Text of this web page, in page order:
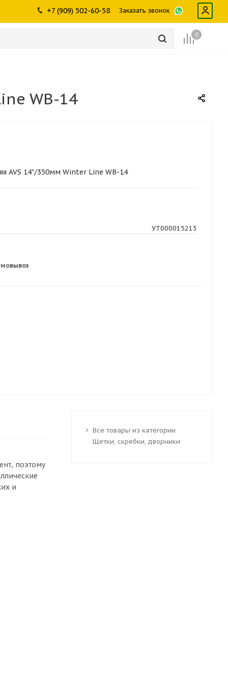
+7 (909) 502-60-58 Заказать звонок
0
Инструменты
Щетки, скребки,
Лампы
WB-14
AVS 14"/350мм Winter Line WB-14
УТ000015213
поэтому
и
Все товары из категории
Щетки, скребки, дворники